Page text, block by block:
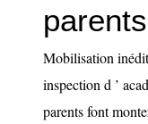
parents
Mobilisation
inspection d ’
parents font